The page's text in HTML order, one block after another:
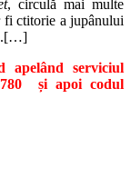
, circulă mai multe
fi ctitorie a jupânului
apelând serviciul
780 și apoi codul